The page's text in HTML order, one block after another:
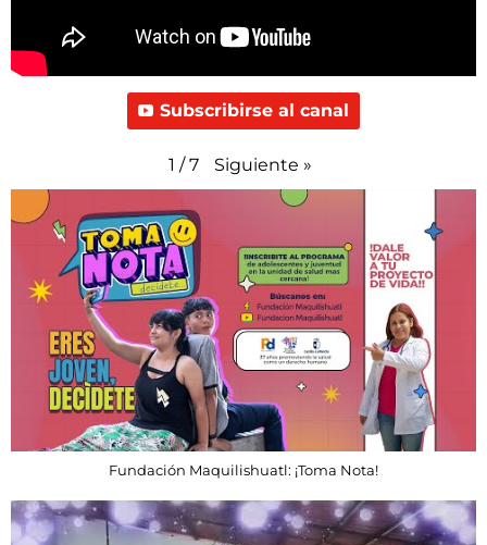
Subscribirse al canal
1 / 7 Siguiente »
Fundación Maquilishuatl: ¡Toma Nota!